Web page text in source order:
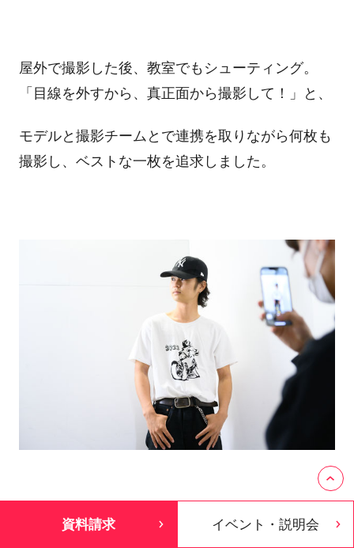
屋外で撮影した後、教室でもシューティング。
「目線を外すから、真正面から撮影して！」と、
モデルと撮影チームとで連携を取りながら何枚も
撮影し、ベストな一枚を追求しました。
資料請求 イベント・説明会